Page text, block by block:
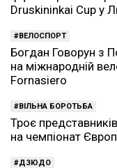
Druskininkai Cup у
ВЕЛОСПОРТ
Богдан Говорун з
на міжнародній
Fornasiero
ВІЛЬНА БОРОТЬБА
Троє
на чемпіонат
ДЗЮДО